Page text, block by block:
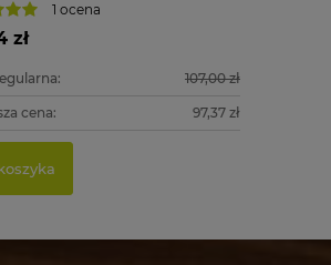
1 ocena
zł
107,00 zł
cena: 97,37 zł